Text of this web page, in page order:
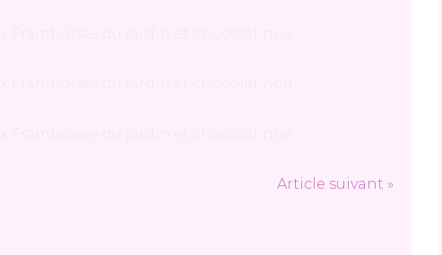
Article suivant »